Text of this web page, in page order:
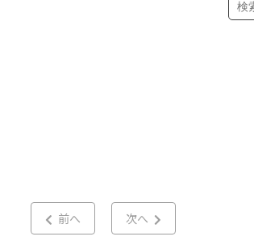
前へ 次へ